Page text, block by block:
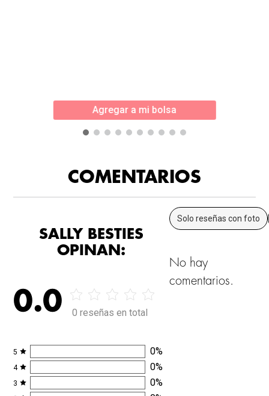
Agregar a mi bolsa
COMENTARIOS
SALLY BESTIES
OPINAN:
0.0 0 reseñas en total
5 0%
4 0%
3 0%
Solo reseñas con foto
No hay
comentarios.